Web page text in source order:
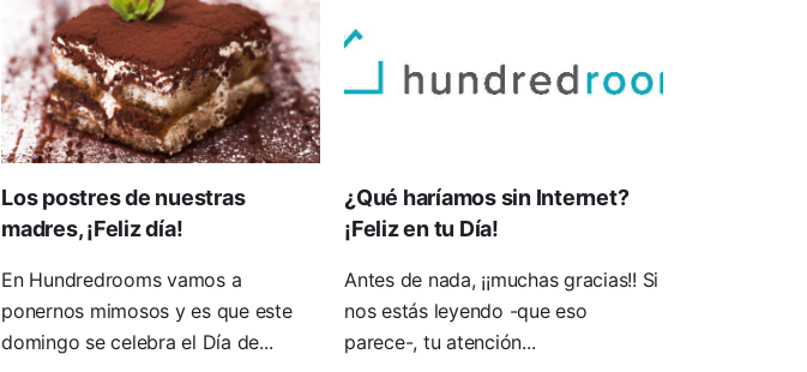
Los postres de nuestras
madres, ¡Feliz día!
En Hundredrooms vamos a
ponernos mimosos y es que este
domingo se celebra el Día de...
¿Qué haríamos sin Internet?
¡Feliz en tu Día!
Antes de nada, ¡¡muchas gracias!! Si
nos estás leyendo -que eso
parece-, tu atención...